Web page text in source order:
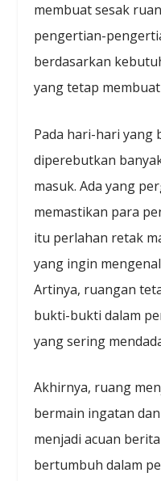
membuat sesak
pengertian-
berdasarkan
yang tetap
Pada hari-hari yang
diperebutkan
masuk. Ada yang
memastikan para
itu perlahan retak
yang ingin
Artinya, ruangan
bukti-bukti dalam
yang sering
Akhirnya, ruang
bermain ingatan
menjadi acuan
bertumbuh dalam